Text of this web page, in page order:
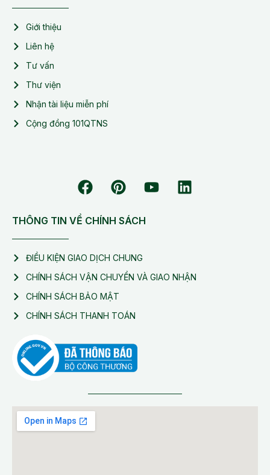
Giới thiệu
Liên hệ
Tư vấn
Thư viện
Nhận tài liệu miễn phí
Cộng đồng 101QTNS
THÔNG TIN VỀ CHÍNH SÁCH
ĐIỀU KIỆN GIAO DỊCH CHUNG
CHÍNH SÁCH VẬN CHUYỂN VÀ GIAO NHẬN
CHÍNH SÁCH BẢO MẬT
CHÍNH SÁCH THANH TOÁN